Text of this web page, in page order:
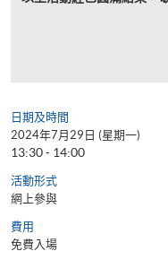
日期及時間
2024年7月29日 (星期一)
13:30 - 14:00
活動形式
網上參與
費用
免費入場